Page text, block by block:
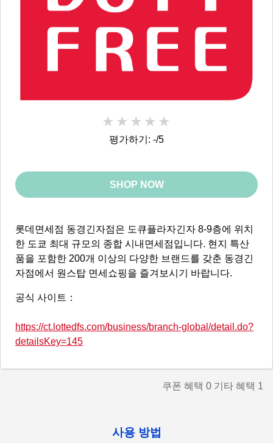
평가하기: -/5
SHOP NOW
롯데면세점 동경긴자점은 도큐플라자긴자 8-9층에 위치
한 도쿄 최대 규모의 종합 시내면세점입니다. 현지 특산
품을 포함한 200개 이상의 다양한 브랜드를 갖춘 동경긴
자점에서 원스탑 면세쇼핑을 즐겨보시기 바랍니다.
공식 사이트：
https://ct.lottedfs.com/business/branch-global/detail.do?
detailsKey=145
쿠폰 혜택 0 기타 혜택 1
사용 방법